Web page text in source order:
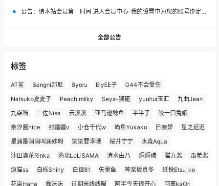
公告： 请本站会员第一时间 进入会员中心-我的设置中为您的账号绑定邮箱!
全部公告
标签
AT鲨 Bangni邦尼 Byoru ElyEE子
G44不会受伤
Natsuko夏夏子
Peach milky Seya-狮砸 yuuhui玉汇
九曲Jean
九柒喵
二佐Nisa 云溪溪 亚马逊鲶鱼 半半子
咬一口兔娘
奈汐酱nice
封疆疆v 小仓千代w 屿鱼Yukako 日奈娇
星之迟迟
星澜是澜澜叫澜妹呀
柒柒要乖哦 桜井宁宁
水淼Aqua
沖田凜花Rinka
洛璃LoLiSAMA 清水由乃 焖焖碳 猫九酱
瓜希酱
疯猫ss
白栎Shirly 白银81 矢量鱼 神楽坂真冬
纸悦Etsu_ko
花柒Hana
蠢沫沫 过期米线线喵 阿半今天很开心 阿薰kaOri